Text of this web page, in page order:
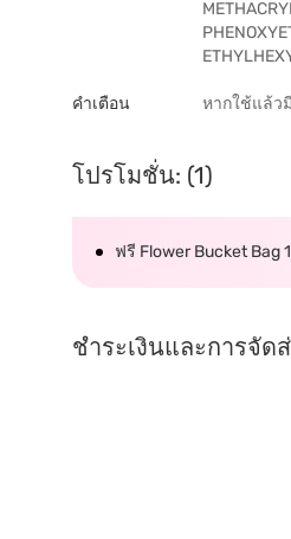
คำเตือน หากใช้แล้ว
โปรโมชั่น: (1)
ฟรี Flower Bucket Bag
ชำระเงินและการจัด